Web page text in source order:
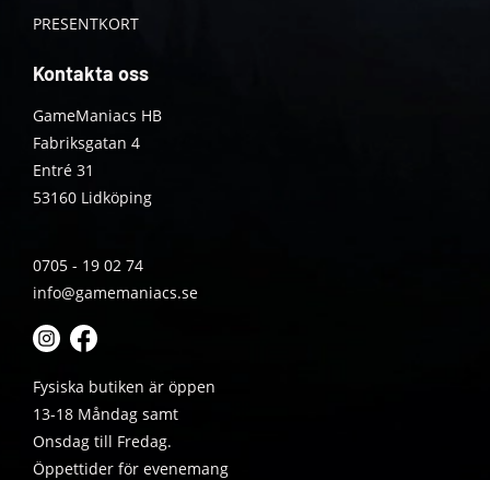
PRESENTKORT
Kontakta oss
GameManiacs HB
Fabriksgatan 4
Entré 31
53160 Lidköping
0705 - 19 02 74
info@gamemaniacs.se
Fysiska butiken är öppen
13-18 Måndag samt
Onsdag till Fredag.
Öppettider för evenemang